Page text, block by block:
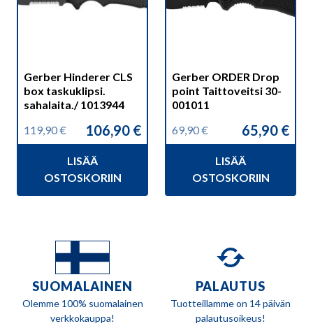
Gerber Hinderer CLS
box taskuklipsi.
sahalaita./ 1013944
119,90€
Alkuperäinen
hinta
119,90 €.
106,90 €
Nykyinen
hinta
106,90 €.
LISÄÄ
OSTOSKORIIN
Gerber ORDER Drop
point Taittoveitsi 30-
001011
69,90€
Alkuperäinen
hinta
69,90 €.
65,90 €
Nykyinen
hinta
65,90 €.
LISÄÄ
OSTOSKORIIN
SUOMALAINEN
Olemme 100% suomalainen
verkkokauppa!
PALAUTUS
Tuotteillamme on 14 päivän
palautusoikeus!